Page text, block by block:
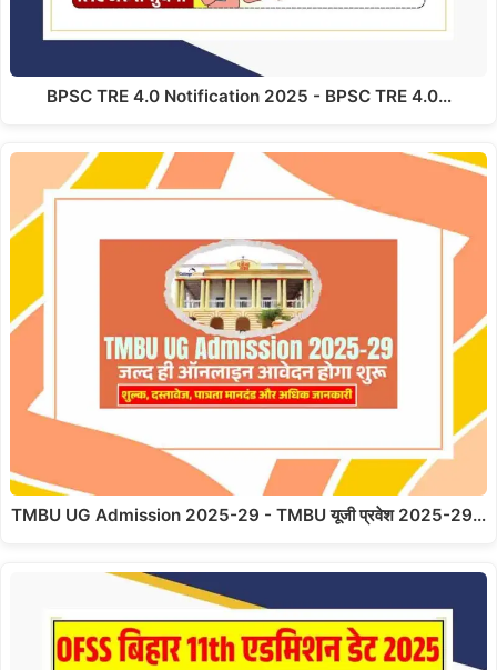
BPSC TRE 4.0 Notification 2025 - BPSC TRE 4.0…
TMBU UG Admission 2025-29 - TMBU यूजी प्रवेश 2025-29…